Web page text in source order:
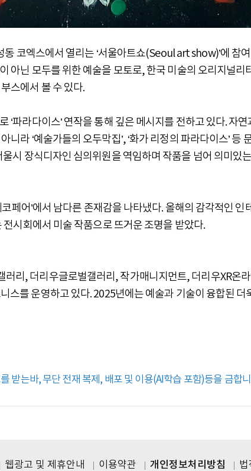
동 코엑스에서 열리는 ‘서울아트쇼(Seoul art show)’에 참
아닌 모두를 위한 예술을 모토로, 한국 미술의 오리지널리
스에서 볼 수 있다.
‘파라다이스’ 연작을 통해 깊은 메시지를 전하고 있다. 자
니라 ‘예술가들의 오두막집’, ‘화가 리정의 파라다이스’ 등
시 장식디자인 심의위원을 역임하며 작품을 넘어 의미있
페어’에서 남다른 존재감을 나타냈다. 올해의 감각적인 인
시회에서 미술 작품으로 뜨거운 조명을 받았다.
러리, 더리우글로벌갤러리, 작가매니지먼트, 더리우XR온
스를 운영하고 있다. 2025년에는 예술과 기술이 융합된 더
받는바, 무단 전재 복제, 배포 및 이용(AI학습 포함)등을 금합
웹광고 및 제휴안내 이용약관 개인정보처리방침 법